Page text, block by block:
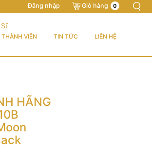
Đăng nhập Giỏ hàng 0
THÀNH VIÊN TIN TỨC LIÊN HỆ
HÃNG